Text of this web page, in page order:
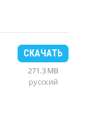
СКАЧАТЬ
271.3 MB
русский